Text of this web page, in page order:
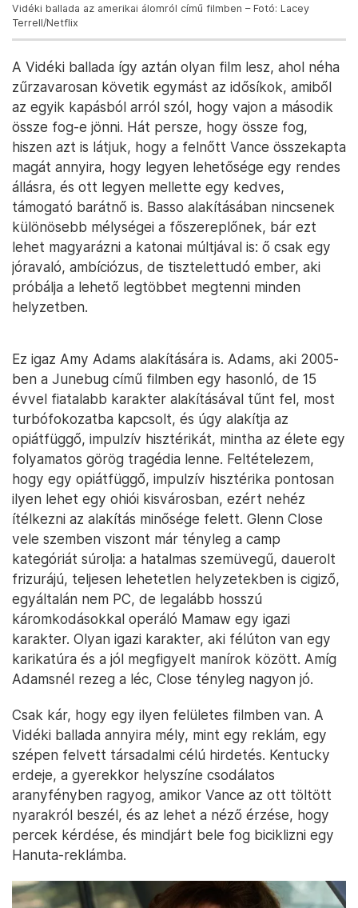
Vidéki ballada az amerikai álomról című filmben – Fotó: Lacey
Terrell/Netflix
A Vidéki ballada így aztán olyan film lesz, ahol néha
zűrzavarosan követik egymást az idősíkok, amiből
az egyik kapásból arról szól, hogy vajon a második
össze fog-e jönni. Hát persze, hogy össze fog,
hiszen azt is látjuk, hogy a felnőtt Vance összekapta
magát annyira, hogy legyen lehetősége egy rendes
állásra, és ott legyen mellette egy kedves,
támogató barátnő is. Basso alakításában nincsenek
különösebb mélységei a főszereplőnek, bár ezt
lehet magyarázni a katonai múltjával is: ő csak egy
jóravaló, ambíciózus, de tisztelettudó ember, aki
próbálja a lehető legtöbbet megtenni minden
helyzetben.
Ez igaz Amy Adams alakítására is. Adams, aki 2005-
ben a Junebug című filmben egy hasonló, de 15
évvel fiatalabb karakter alakításával tűnt fel, most
turbófokozatba kapcsolt, és úgy alakítja az
opiátfüggő, impulzív hisztérikát, mintha az élete egy
folyamatos görög tragédia lenne. Feltételezem,
hogy egy opiátfüggő, impulzív hisztérika pontosan
ilyen lehet egy ohiói kisvárosban, ezért nehéz
ítélkezni az alakítás minősége felett. Glenn Close
vele szemben viszont már tényleg a camp
kategóriát súrolja: a hatalmas szemüvegű, dauerolt
frizurájú, teljesen lehetetlen helyzetekben is cigiző,
egyáltalán nem PC, de legalább hosszú
káromkodásokkal operáló Mamaw egy igazi
karakter. Olyan igazi karakter, aki félúton van egy
karikatúra és a jól megfigyelt manírok között. Amíg
Adamsnél rezeg a léc, Close tényleg nagyon jó.
Csak kár, hogy egy ilyen felületes filmben van. A
Vidéki ballada annyira mély, mint egy reklám, egy
szépen felvett társadalmi célú hirdetés. Kentucky
erdeje, a gyerekkor helyszíne csodálatos
aranyfényben ragyog, amikor Vance az ott töltött
nyarakról beszél, és az lehet a néző érzése, hogy
percek kérdése, és mindjárt bele fog biciklizni egy
Hanuta-reklámba.